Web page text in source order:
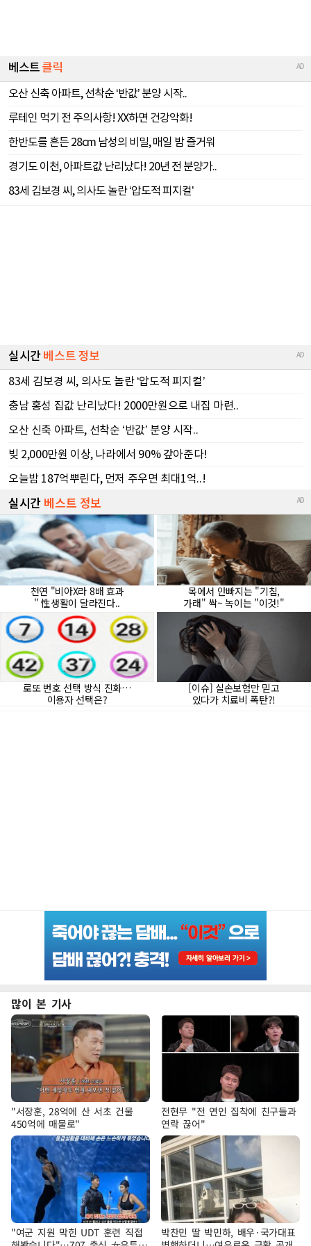
많이 본 기사
"서장훈, 28억에 산 서초 건물
450억에 매물로"
전현무 "전 연인 집착에 친구들과
연락 끊어"
"여군 지원 막힌 UDT 훈련 직접
박찬민 딸 박민하, 배우·국가대표